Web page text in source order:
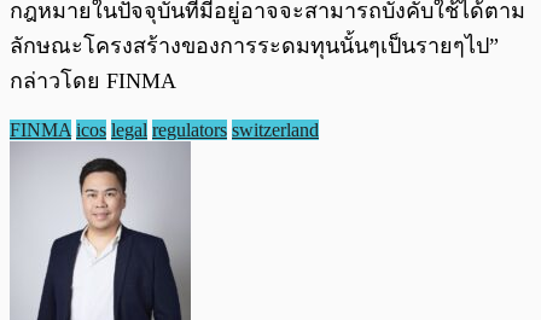
กฎหมายในปัจจุบันที่มีอยู่อาจจะสามารถบังคับใช้ได้ตาม
ลักษณะโครงสร้างของการระดมทุนนั้นๆเป็นรายๆไป”
กล่าวโดย FINMA
FINMA icos legal regulators switzerland